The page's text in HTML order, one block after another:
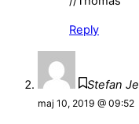
Reply
Stefan
maj 10, 2019 @ 09:52